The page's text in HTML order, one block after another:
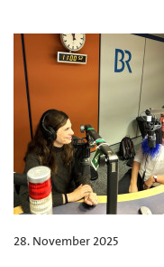
28. November 2025